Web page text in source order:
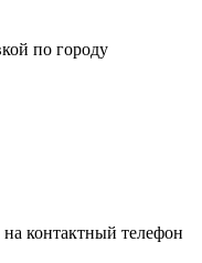
по городу
контактный телефон